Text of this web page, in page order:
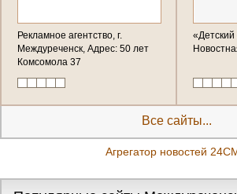
Рекламное агентство, г.
Междуреченск, Адрес: 50 лет
Комсомола 37
Все сайты...
Агрегатор новостей